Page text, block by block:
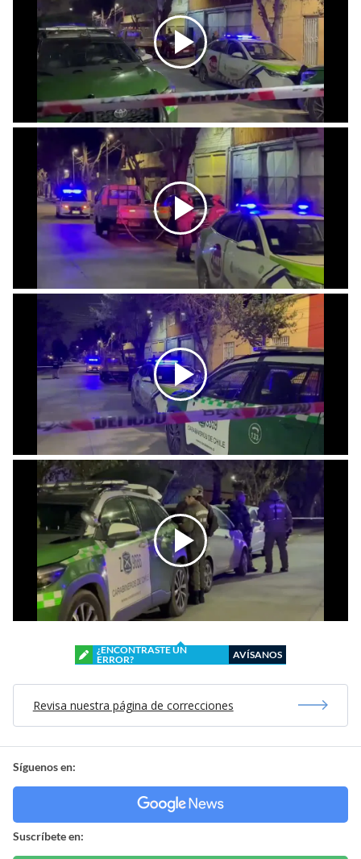
¿ENCONTRASTE UN
ERROR?
AVÍSANOS
Revisa nuestra página de correcciones
Síguenos en:
Suscríbete en: